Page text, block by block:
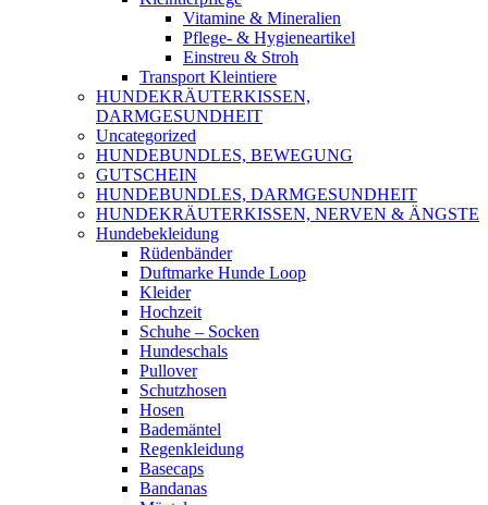
Vitamine & Mineralien
Pflege- & Hygieneartikel
Einstreu & Stroh
Transport Kleintiere
HUNDEKRÄUTERKISSEN,
DARMGESUNDHEIT
Uncategorized
HUNDEBUNDLES, BEWEGUNG
GUTSCHEIN
HUNDEBUNDLES, DARMGESUNDHEIT
HUNDEKRÄUTERKISSEN, NERVEN & ÄNGSTE
Hundebekleidung
Rüdenbänder
Duftmarke Hunde Loop
Kleider
Hochzeit
Schuhe – Socken
Hundeschals
Pullover
Schutzhosen
Hosen
Bademäntel
Regenkleidung
Basecaps
Bandanas